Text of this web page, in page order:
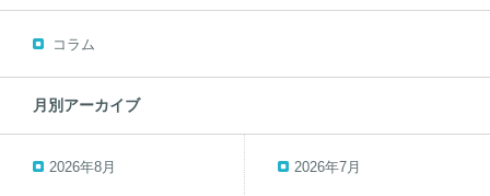
コラム
月別アーカイブ
2026年8月 2026年7月